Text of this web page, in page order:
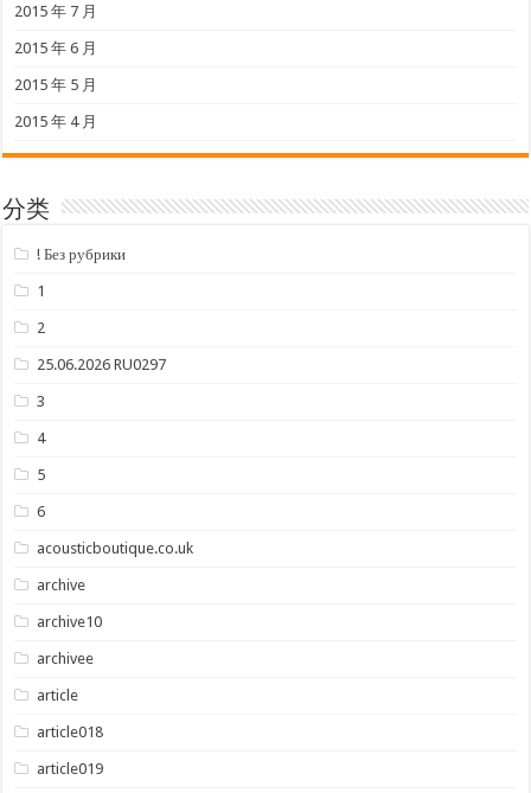
2015 年 7 月
2015 年 6 月
2015 年 5 月
2015 年 4 月
分类
! Без рубрики
1
2
25.06.2026 RU0297
3
4
5
6
acousticboutique.co.uk
archive
archive10
archivee
article
article018
article019